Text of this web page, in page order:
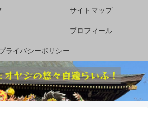
サイトマップ
プロフィール
ライバシーポリシー